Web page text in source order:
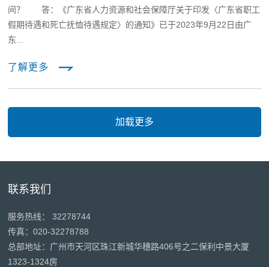
间？ 答：《广东省人力资源和社会保障厅关于印发〈广东省职工
假期待遇和死亡抚恤待遇规定〉的通知》已于2023年9月22日由广
东...
了解更多
联系我们
服务热线： 32278744
传真：020-32278788
总部地址：广州市天河区珠江新城华穗路406号之二保利中景大厦
1323-1324房